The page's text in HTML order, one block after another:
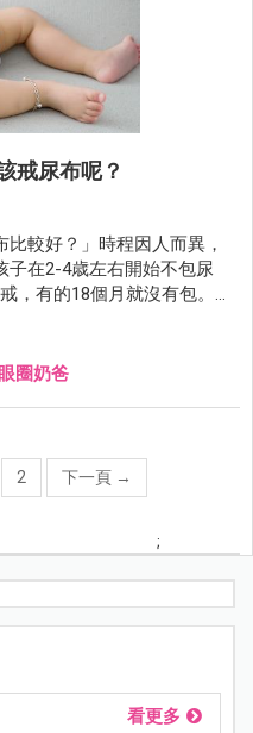
戒尿布呢？
較好？」時程因人而異，
子在2-4歳左右開始不包尿
，有的18個月就沒有包。
圈奶爸
2 下一頁 →
;
看更多